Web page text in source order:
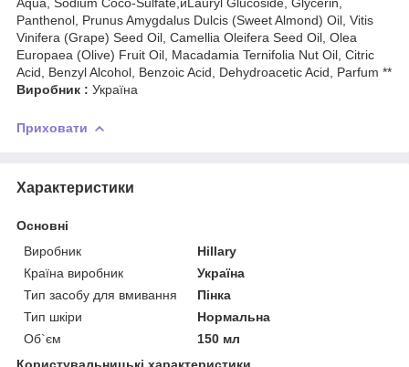
Panthenol, Prunus Amygdalus Dulcis (Sweet Almond) Oil, Vitis
Vinifera (Grape) Seed Oil, Camellia Oleifera Seed Oil, Olea
Europaea (Olive) Fruit Oil, Macadamia Ternifolia Nut Oil, Citric
Acid, Benzyl Alcohol, Benzoic Acid, Dehydroacetic Acid, Parfum **
Виробник : Україна
Приховати
Характеристики
Основні
Виробник
Hillary
Країна виробник
Україна
Тип засобу для вмивання
Пінка
Тип шкіри
Нормальна
Об`єм
150 мл
Користувальницькі характеристики